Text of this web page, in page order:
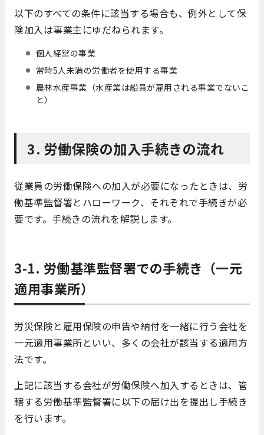
以下のすべての条件に該当する場合も、例外として保
険加入は事業主にゆだねられます。
個人経営の事業
常時5人未満の労働者を使用する事業
農林水産事業（水産業は船員が雇用される事業でないこ
と）
3. 労働保険の加入手続きの流れ
従業員の労働保険への加入が必要になったときは、労
働基準監督署とハローワーク、それぞれで手続きが必
要です。手続きの流れを解説します。
3-1. 労働基準監督署での手続き（一元
適用事業所）
労災保険と雇用保険の申告や納付を一緒に行う会社を
一元適用事業所といい、多くの会社が該当する適用方
法です。
上記に該当する会社が労働保険へ加入するときは、管
轄する労働基準監督署に以下の届け出を提出し手続き
を行います。